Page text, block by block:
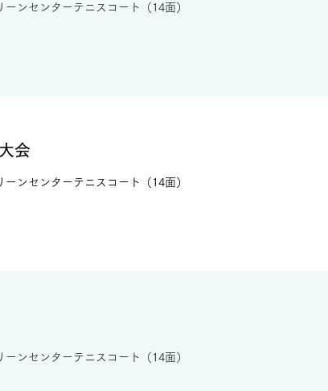
ンセンターテニスコート（14面）
会
ンセンターテニスコート（14面）
ンセンターテニスコート（14面）